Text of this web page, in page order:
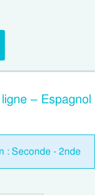
– Espagnol
: Seconde - 2nde